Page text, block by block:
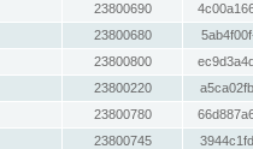
23800690
23800680
23800800
23800220
23800780
23800745